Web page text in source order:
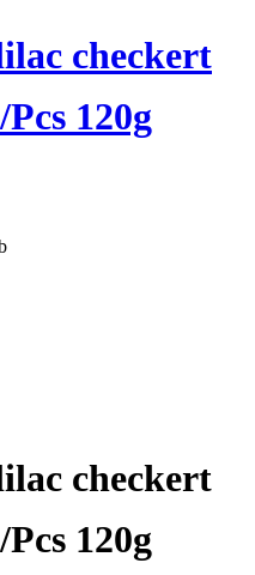
checkert
120g
checkert
120g